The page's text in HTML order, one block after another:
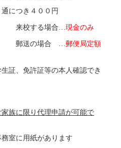
通につき４００円
場合…現金のみ
合
…郵便局定額
証、免許証等の本人確認でき
族に限り代理申請が可能で
室に用紙があります